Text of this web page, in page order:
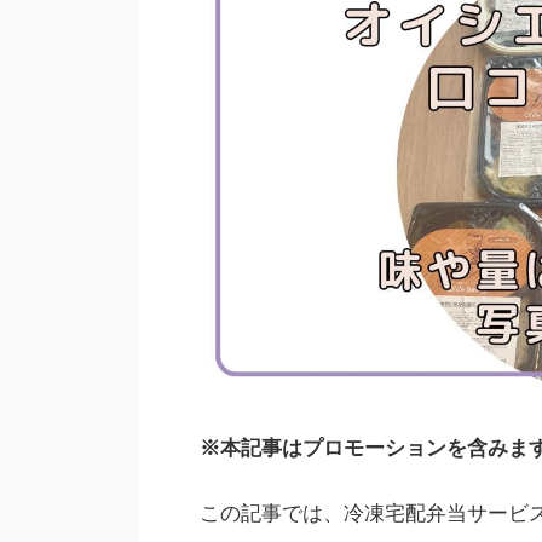
※本記事はプロモーションを含みま
この記事では、冷凍宅配弁当サービ